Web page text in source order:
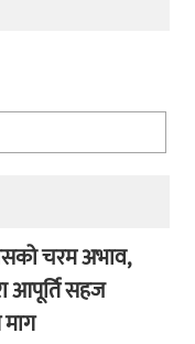
चरम अभाव,
आपूर्ति सहज